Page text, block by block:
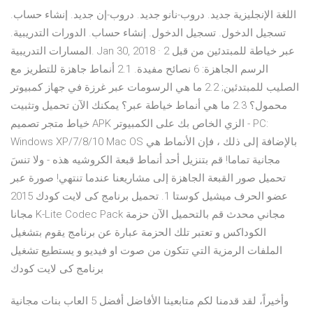
اللغة الإنجليزية جديد. دروب-نانو جديد. دروب-إن جديد. إنشاء حساب.
تسجيل الدخول. تسجيل الدخول. إنشاء حساب. الدورات التدريبية.
المسارات التدريبية. Jan 30, 2018 · 2 عبر خياطة للمبتدئين من قبل
الرسم الجاهزة: 6 نصائح مفيدة. 2.1 أنماط جاهزة للتطريز مع
الصليب للمبتدئين; 2.2 ما هي الرسومات عبر غرزة في جهاز كمبيوتر
محمول؟ 2.3 ما هي أنماط خياطة عبر؟ يمكنك الآن تحميل وتثبيت
خياط متجر تصميم APK الزي الخاص بك على الكمبيوتر - PC:
Windows XP/7/8/10 Mac OS بالإضافة إلى ذلك ، فإن الأنماط هي
مجانية تماما! قم بتنزيل أحد أنماط قبعة الكروشيه هذه - ولا تنسَ
تحميل صور القبعة الجاهزة إلى مشاريعنا عندما تنتهي! صورة عبر
عضو الحرف ميشيل كوستا 1. تحميل برنامج كى لايت كودك 2015
مجانا K-Lite Codec Pack مجاني محدث قم بالتحميل الآن حزمة
الكوداكس و تعتبر تلك الحزمة عبارة عن برنامج يقوم بتشغيل
الملفات الرمزية التي تتكون من صوت او فيديو و يستطيع تشغيل
برنامج كى لايت كودك
وأخيراً، لقد قدمنا لكم متابعينا الأفاضل أفضل 5 العاب بنات مجانية